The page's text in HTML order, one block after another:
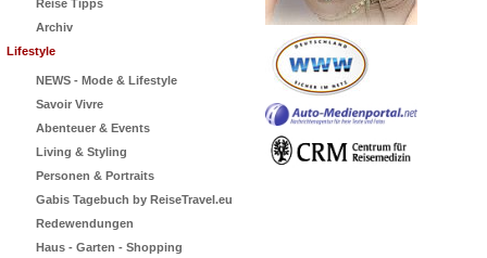
Reise Tipps
Archiv
Lifestyle
NEWS - Mode & Lifestyle
Savoir Vivre
Abenteuer & Events
Living & Styling
Personen & Portraits
Gabis Tagebuch by ReiseTravel.eu
Redewendungen
Haus - Garten - Shopping